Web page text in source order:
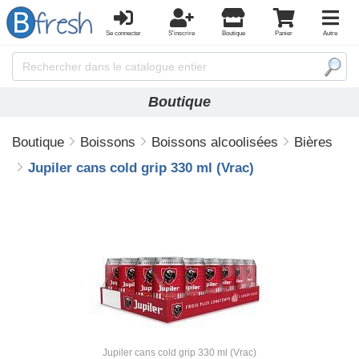
Se connecter S'inscrire Boutique Panier Autre
Boutique
Boutique Boissons Boissons alcoolisées
Bières
Jupiler cans cold grip 330 ml (Vrac)
Jupiler cans cold grip 330 ml (Vrac)